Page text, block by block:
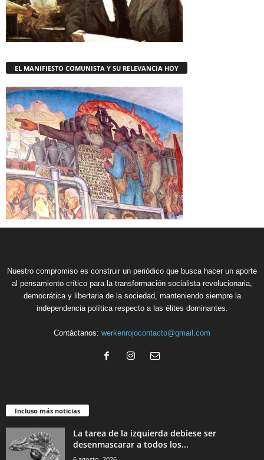
EL MANIFIESTO COMUNISTA Y SU RELEVANCIA HOY
Nuestro compromiso es construir un periódico que busca hacer un aporte
al pensamiento crítico para la transformación socialista revolucionaria,
democrática y libertaria de la sociedad, manteniendo siempre la
independencia política respecto a las élites dominantes.
Contáctanos: werkenrojocontacto@gmail.com
Incluso más noticias
La tarea de la izquierda debiese ser
desenmascarar a todos los...